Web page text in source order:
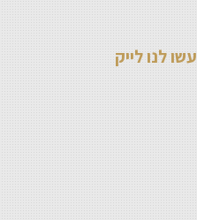
עשו לנו לייק